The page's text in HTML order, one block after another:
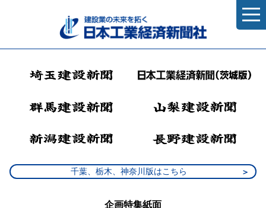
千葉、栃木、神奈川版はこちら
企画特集紙面